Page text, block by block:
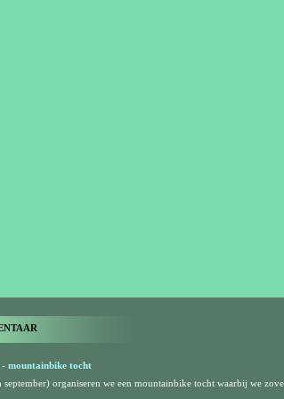
mountainbike tocht
organiseren we een mountainbike tocht waarbij we